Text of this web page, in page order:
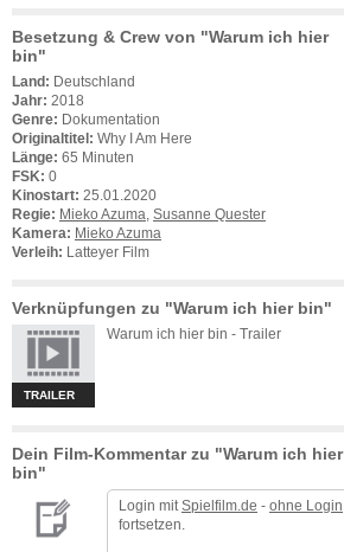
Besetzung & Crew von "Warum ich hier
bin"
Land: Deutschland
Jahr: 2018
Genre: Dokumentation
Originaltitel: Why I Am Here
Länge: 65 Minuten
FSK: 0
Kinostart: 25.01.2020
Regie: Mieko Azuma Susanne Quester
Kamera: Mieko Azuma
Verleih: Latteyer Film
Verknüpfungen zu "Warum ich hier bin"
TRAILER
Warum ich hier bin - Trailer
Dein Film-Kommentar zu "Warum ich hier
bin"
Login mit Spielfilm.de - ohne Login
fortsetzen.